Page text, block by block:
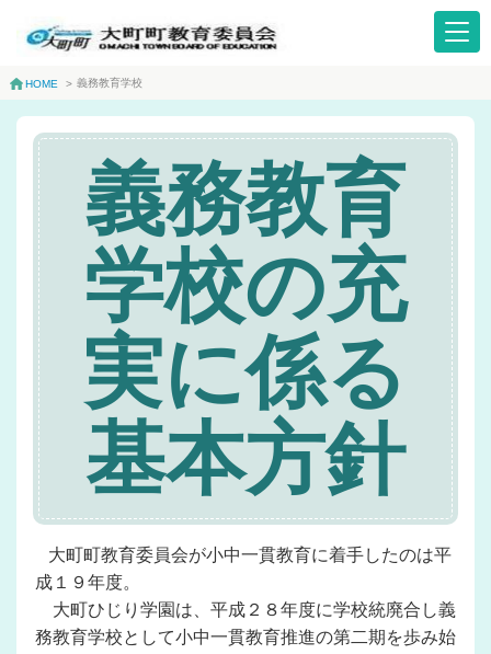
HOME > 義務教育学校
義務教育
学校の充
実に係る
基本方針
大町町教育委員会が小中一貫教育に着手したのは平
成１９年度。
大町ひじり学園は、平成２８年度に学校統廃合し義
務教育学校として小中一貫教育推進の第二期を歩み始